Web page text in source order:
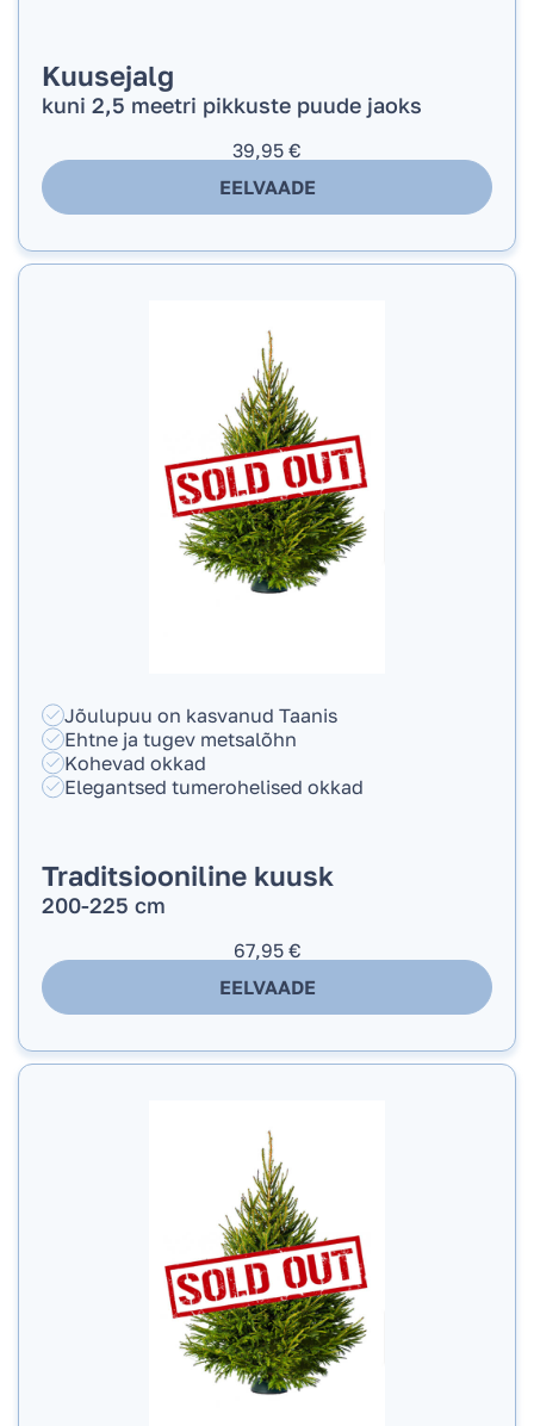
Kuusejalg
kuni 2,5 meetri pikkuste puude jaoks
39,95 €
EELVAADE
Jõulupuu on kasvanud Taanis
Ehtne ja tugev metsalõhn
Kohevad okkad
Elegantsed tumerohelised okkad
Traditsiooniline kuusk
200-225 cm
67,95 €
EELVAADE